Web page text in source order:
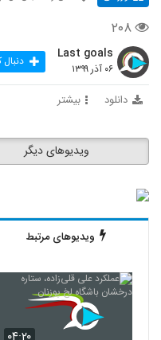
۲۰۸
Last goals
۰۶ آذر ۱۳۹۹ دنبال
دانلود بیشتر
ویدیوهای دیگر
ویدیوهای مرتبط